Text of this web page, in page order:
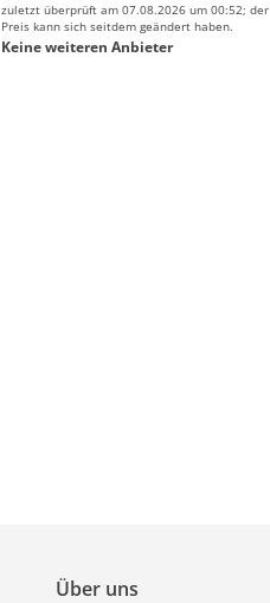
zuletzt überprüft am 07.08.2026 um 00:52; der
Preis kann sich seitdem geändert haben.
Keine weiteren Anbieter
Über uns